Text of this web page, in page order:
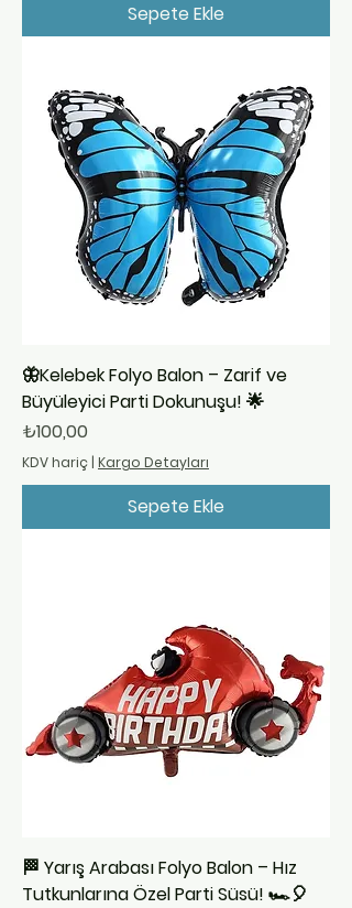
Sepete Ekle
🦋Kelebek Folyo Balon – Zarif ve
Büyüleyici Parti Dokunuşu! 🌟
Fiyat
₺100,00
KDV hariç | Kargo Detayları
Sepete Ekle
🏁 Yarış Arabası Folyo Balon – Hız
Tutkunlarına Özel Parti Süsü! 🏎️🎈